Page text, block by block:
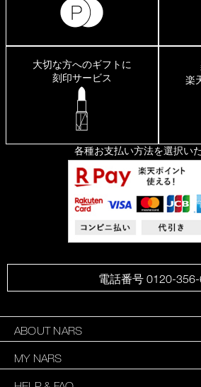
大切な方へのギフトに
刻印サービス
楽
各種お支払い方法を選択い
電話番号 0120-
ABOUT NARS
MY NARS